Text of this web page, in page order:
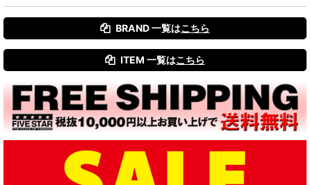
BRAND 一覧はこちら
ITEM 一覧はこちら